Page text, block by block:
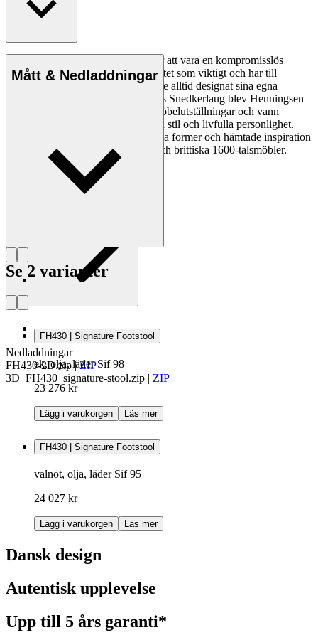
Frits Henningsen, som var känd för att vara en kompromisslös
designer, såg hantverk av hög kvalitet som viktigt och har till
skillnad från de flesta möbelsnickare alltid designat sina egna
möbler. Som medlem i Københavns Snedkerlaug blev Henningsen
en viktig drivkraft för den tidens möbelutställningar och vann
erkännande för sin perfektionistiska stil och livfulla personlighet.
Han gav nytt uttryck för traditionella former och hämtade inspiration
från det franska imperiet, rokoko och brittiska 1600-talsmöbler.
Läs mer om Frits Henningsen
Mått & Nedladdningar
Nedladdningar
FH430-2D.zip|ZIP
3D_FH430_signature-stool.zip | ZIP
Se 2 varianter
FH430 | Signature Footstool
ek, olja, läder Sif 98
23 276 kr
Lägg i varukorgen Läs mer
FH430 | Signature Footstool
valnöt, olja, läder Sif 95
24 027 kr
Lägg i varukorgen Läs mer
Dansk design
Autentisk upplevelse
Upp till 5 års garanti*